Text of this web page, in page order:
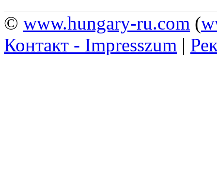
© www.hungary-ru.com (
Контакт - Impresszum |